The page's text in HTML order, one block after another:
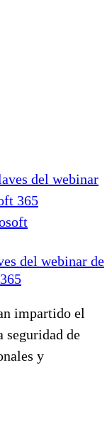
del webinar de
impartido el
seguridad de
y